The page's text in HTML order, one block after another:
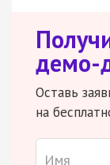
демо-
Оставь
на